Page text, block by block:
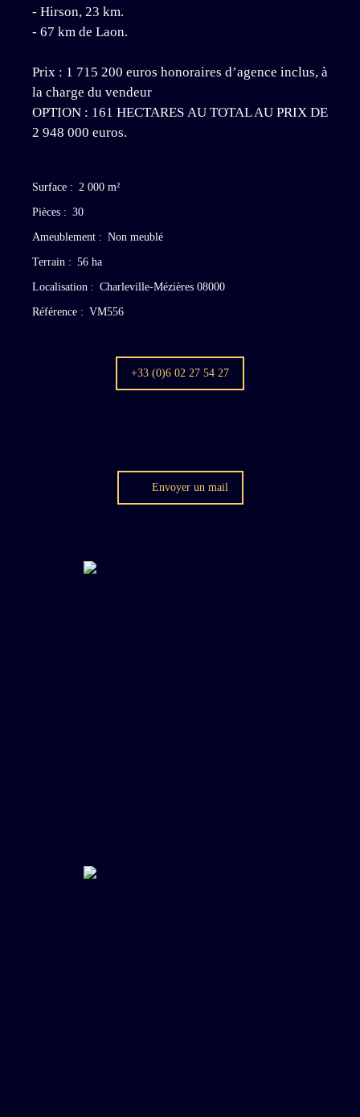
- Hirson, 23 km.
- 67 km de Laon.
Prix : 1 715 200 euros honoraires d’agence inclus, à
la charge du vendeur
OPTION : 161 HECTARES AU TOTAL AU PRIX DE
2 948 000 euros.
Surface : 2 000 m²
Pièces : 30
Ameublement : Non meublé
Terrain : 56 ha
Localisation : Charleville-Mézières 08000
Référence : VM556
+33 (0)6 02 27 54 27
Envoyer un mail